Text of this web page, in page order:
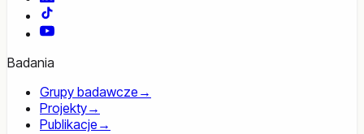
YouTube
Badania
Grupy badawcze →
Projekty→
Publikacje →